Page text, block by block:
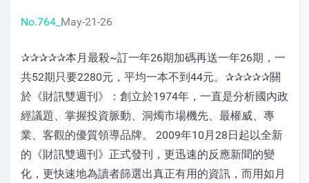
No.764_ May-21-26
✰✰✰✰✰本月最殺~訂一年26期加碼再送一年26期，一
共52期只要2280元，平均一本不到44元。✰✰✰✰✰關
於《財訊雙週刊》：創立於1974年，一直是分析國內政
經議題、掌握投資脈動、洞燭市場機先、最權威、專
業、客觀的優質領導品牌。 2009年10月28日起以全新
的《財訊雙週刊》正式發刊，更迅速的反應新聞的變
化，更快速地為讀者篩選出真正有用的資訊，而用如月